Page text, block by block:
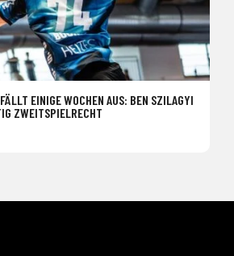
EINIGE WOCHEN AUS: BEN SZILAGYI
ZWEITSPIELRECHT